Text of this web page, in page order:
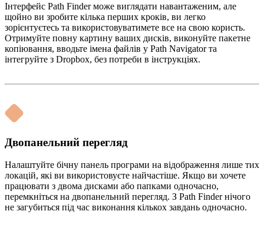
Інтерфейс Path Finder може виглядати навантаженим, але
щойно ви зробите кілька перших кроків, ви легко
зорієнтуєтесь та використовуватимете все на свою користь.
Отримуйте повну картину ваших дисків, виконуйте пакетне
копіювання, вводьте імена файлів у Path Navigator та
інтегруйте з Dropbox, без потреби в інструкціях.
Двопанельний перегляд
Налаштуйте бічну панель програми на відображення лише тих
локацій, які ви використовуєте найчастіше. Якщо ви хочете
працювати з двома дисками або папками одночасно,
перемкніться на двопанельний перегляд. З Path Finder нічого
не загубиться під час виконання кількох завдань одночасно.